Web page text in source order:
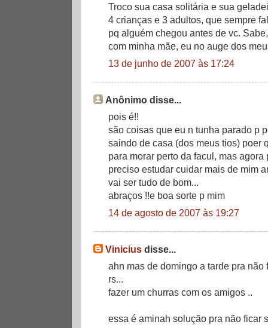
Troco sua casa solitária e sua
4 crianças e 3 adultos, que sempre
pq alguém chegou antes de vc.
com minha mãe, eu no auge dos
13 de junho de 2007 às 17:24
Anônimo disse...
pois é!!
são coisas que eu n tunha parado p
saindo de casa (dos meus tios) poer
para morar perto da facul, mas
preciso estudar cuidar mais de mim
vai ser tudo de bom...
abraços !!e boa sorte p mim
14 de agosto de 2007 às 19:27
Vinicius disse...
ahn mas de domingo a tarde pra
rs...
fazer um churras com os amigos ..
essa é aminah solução pra não ficar